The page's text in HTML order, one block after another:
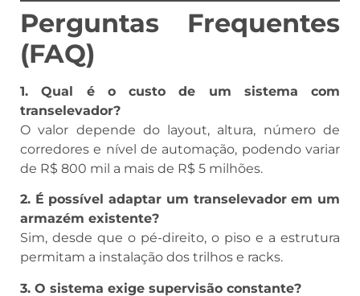
Perguntas Frequentes
(FAQ)
1. Qual é o custo de um sistema com
transelevador?
O valor depende do layout, altura, número de
corredores e nível de automação, podendo variar
de R$ 800 mil a mais de R$ 5 milhões.
2. É possível adaptar um transelevador em um
armazém existente?
Sim, desde que o pé-direito, o piso e a estrutura
permitam a instalação dos trilhos e racks.
3. O sistema exige supervisão constante?